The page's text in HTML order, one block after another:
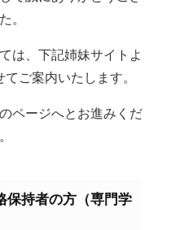
。
は、下記姉妹サイトよ
ご案内いたします。
ページへとお進みくだ
保持者の方（専門学